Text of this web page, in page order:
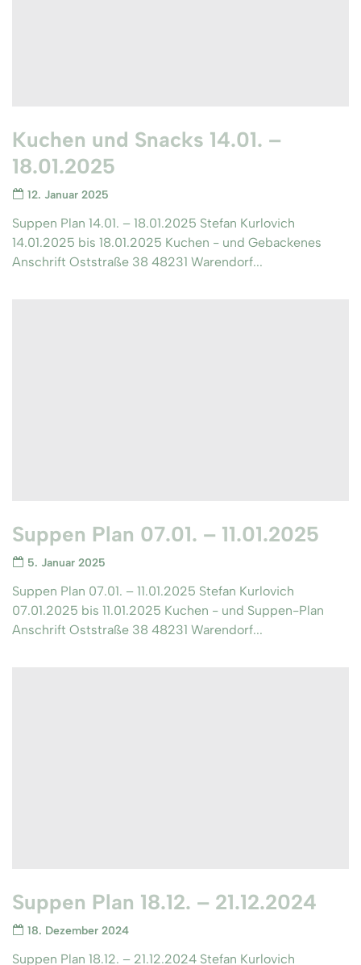
Kuchen und Snacks 14.01. –
18.01.2025
12. Januar 2025
Suppen Plan 14.01. – 18.01.2025 Stefan Kurlovich
14.01.2025 bis 18.01.2025 Kuchen - und Gebackenes
Anschrift Oststraße 38 48231 Warendorf...
Suppen Plan 07.01. – 11.01.2025
5. Januar 2025
Suppen Plan 07.01. – 11.01.2025 Stefan Kurlovich
07.01.2025 bis 11.01.2025 Kuchen - und Suppen-Plan
Anschrift Oststraße 38 48231 Warendorf...
Suppen Plan 18.12. – 21.12.2024
18. Dezember 2024
Suppen Plan 18.12. – 21.12.2024 Stefan Kurlovich